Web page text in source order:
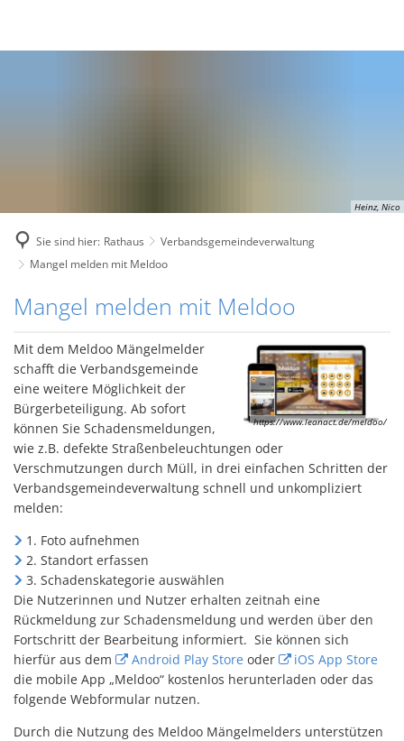
Heinz, Nico
Sie sind hier: Rathaus
Verbandsgemeindeverwaltung
Mangel melden mit Meldoo
Mangel
melden
mit
Meldoo
Mangel melden mit Meldoo
https://www.leanact.de/meldoo/
Mit dem Meldoo Mängelmelder
schafft die Verbandsgemeinde
eine weitere Möglichkeit der
Bürgerbeteiligung. Ab sofort
können Sie Schadensmeldungen,
wie z.B. defekte Straßenbeleuchtungen oder
Verschmutzungen durch Müll, in drei einfachen Schritten der
Verbandsgemeindeverwaltung schnell und unkompliziert
melden:
1. Foto aufnehmen
2. Standort erfassen
3. Schadenskategorie auswählen
Die Nutzerinnen und Nutzer erhalten zeitnah eine
Rückmeldung zur Schadensmeldung und werden über den
Fortschritt der Bearbeitung informiert. Sie können sich
hierfür aus dem
Android Play Store oder
iOS App Store
die mobile App „Meldoo“ kostenlos herunterladen oder das
folgende Webformular nutzen.
Durch die Nutzung des Meldoo Mängelmelders unterstützen